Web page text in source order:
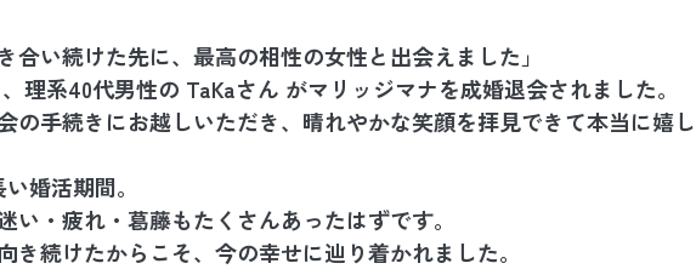
合い続けた先に、最高の相性の女性と出会えました」
、理系40代男性の TaKaさん がマリッジマナを成婚退会されました。
の手続きにお越しいただき、晴れやかな笑顔を拝見できて本当に嬉
婚活期間。
い・疲れ・葛藤もたくさんあったはずです。
き続けたからこそ、今の幸せに辿り着かれました。